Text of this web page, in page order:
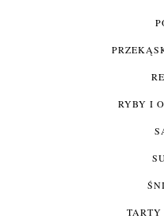
RYBY I